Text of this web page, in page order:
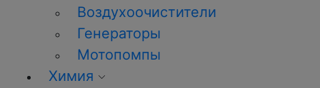
Воздухоочистители
Генераторы
Мотопомпы
Химия